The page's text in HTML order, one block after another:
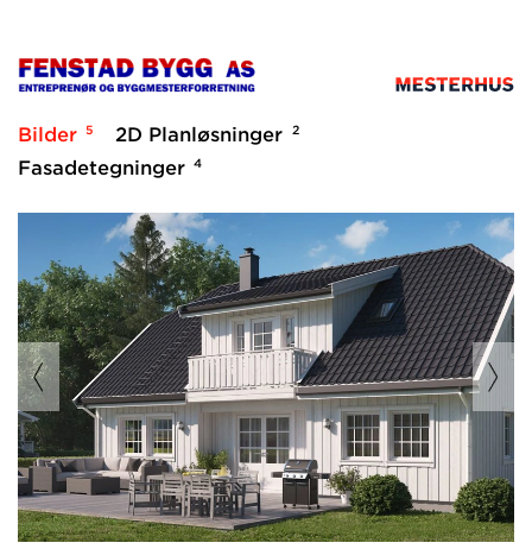
Bilder 5 2D Planløsninger 2
Fasadetegninger 4